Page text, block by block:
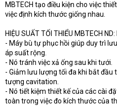
MBTECH tạo điều kiện cho việc
việc định kích thước giống nhau.
HIỆU SUẤT TỐI THIỂU MBTECH
- Máy bù tự phục hồi giúp duy trì
áp suất rộng.
- Nó tránh việc xả ống sau khi tưới.
- Giảm lưu lượng tối đa khi bắt đầu
tượng cavitation.
- Nó tiết kiệm thiết kế của các cài
toàn trong việc đo kích thước của